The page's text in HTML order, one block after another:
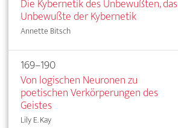
Die Kybernetik des Unbewußten, das
Unbewußte der Kybernetik
Annette Bitsch
169–190
Von logischen Neuronen zu
poetischen Verkörperungen des
Geistes
Lily E. Kay